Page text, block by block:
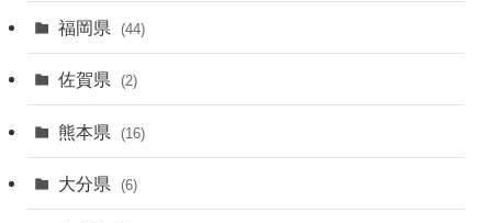
福岡県 (44)
佐賀県 (2)
熊本県 (16)
大分県 (6)